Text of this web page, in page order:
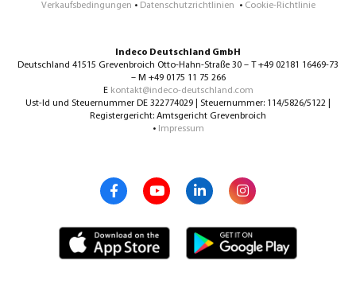
Verkaufsbedingungen • Datenschutzrichtlinien • Cookie-Richtlinie
Indeco Deutschland GmbH
Deutschland 41515 Grevenbroich Otto-Hahn-Straße 30 – T +49 02181 16469-73
– M +49 0175 11 75 266
E kontakt@indeco-deutschland.com
Ust-Id und Steuernummer DE 322774029 | Steuernummer: 114/5826/5122 |
Registergericht: Amtsgericht Grevenbroich
• Impressum